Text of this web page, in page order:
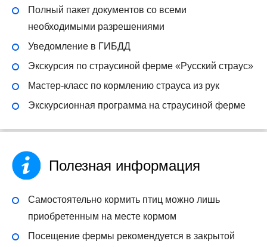
Полный пакет документов со всеми
необходимыми разрешениями
Уведомление в ГИБДД
Экскурсия по страусиной ферме «Русский страус»
Мастер-класс по кормлению страуса из рук
Экскурсионная программа на страусиной ферме
Полезная информация
Самостоятельно кормить птиц можно лишь
приобретенным на месте кормом
Посещение фермы рекомендуется в закрытой